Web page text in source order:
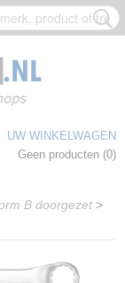
UW WINKELWAGEN
Geen producten (0)
B doorgezet >